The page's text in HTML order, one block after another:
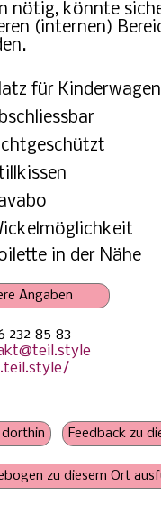
nötig, könnte
(internen)
für Kinderwagen
in der Nähe
nicht
232 85 83